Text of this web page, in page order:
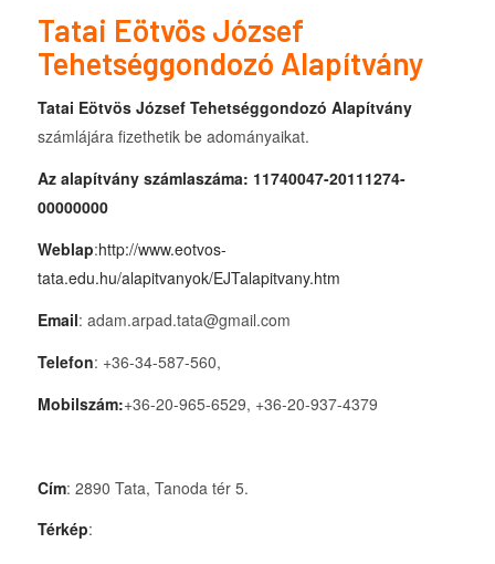
Tatai Eötvös József
Tehetséggondozó Alapítvány
Tatai Eötvös József Tehetséggondozó Alapítvány
számlájára fizethetik be adományaikat.
Az alapítvány számlaszáma: 11740047-20111274-
00000000
Weblap:http://www.eotvos-
tata.edu.hu/alapitvanyok/EJTalapitvany.htm
Email: adam.arpad.tata@gmail.com
Telefon: +36-34-587-560,
Mobilszám:+36-20-965-6529, +36-20-937-4379
Cím: 2890 Tata, Tanoda tér 5.
Térkép: